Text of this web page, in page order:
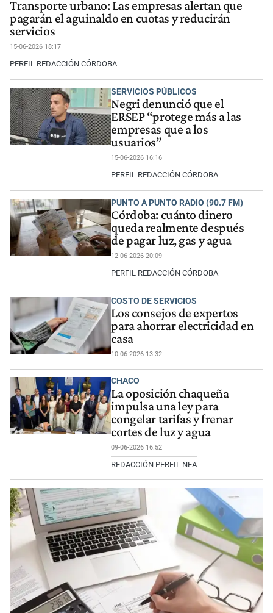
Transporte urbano: Las empresas alertan que
pagarán el aguinaldo en cuotas y reducirán
servicios
15-06-2026 18:17
PERFIL REDACCIÓN CÓRDOBA
SERVICIOS PÚBLICOS
Negri denunció que el
ERSEP “protege más a las
empresas que a los
usuarios”
15-06-2026 16:16
PERFIL REDACCIÓN CÓRDOBA
PUNTO A PUNTO RADIO (90.7 FM)
Córdoba: cuánto dinero
queda realmente después
de pagar luz, gas y agua
12-06-2026 20:09
PERFIL REDACCIÓN CÓRDOBA
COSTO DE SERVICIOS
Los consejos de expertos
para ahorrar electricidad en
casa
10-06-2026 13:32
CHACO
La oposición chaqueña
impulsa una ley para
congelar tarifas y frenar
cortes de luz y agua
09-06-2026 16:52
REDACCIÓN PERFIL NEA